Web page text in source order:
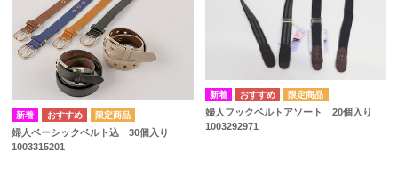
婦人ベーシックベルト込 30個入り
1003315201
婦人フックベルトアソート 20個入り
1003292971